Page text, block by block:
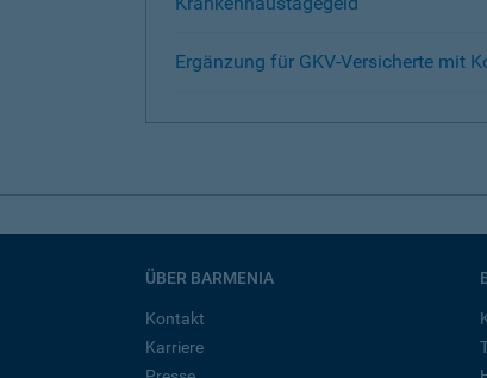
Ergänzung für GKV-Versicherte mit
ÜBER BARMENIA
Kontakt
Karriere